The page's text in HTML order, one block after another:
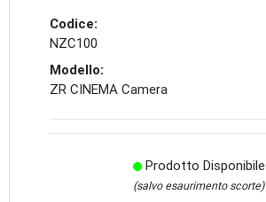
Codice:
NZC100
Modello:
ZR CINEMA Camera
Prodotto Disponibile
(salvo esaurimento scorte)